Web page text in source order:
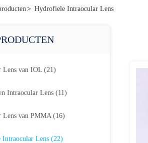
> Hydrofiele Intraocular Lens
Lens van IOL (21)
Intraocular Lens (11)
Lens van PMMA (16)
Lens (22)